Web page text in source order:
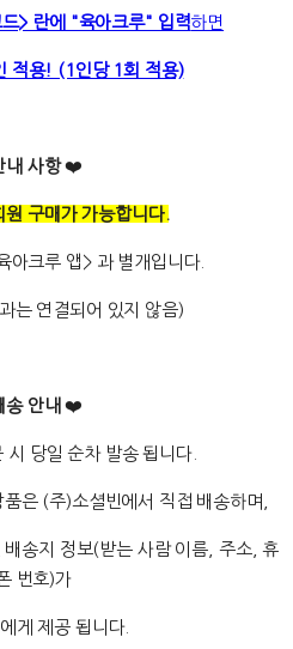
> 란에 "육아크루" 입력하면
적용! (1인당 1회 적용)
내 사항❤️
원 구매가 가능합니다.
아크루 앱> 과 별개입니다.
는 연결되어 있지 않음)
송 안내❤️
당일 순차 발송 됩니다.
은 (주)소셜빈에서 직접 배송하며,
송지 정보(받는 사람 이름, 주소, 휴
번호)가
게 제공 됩니다.